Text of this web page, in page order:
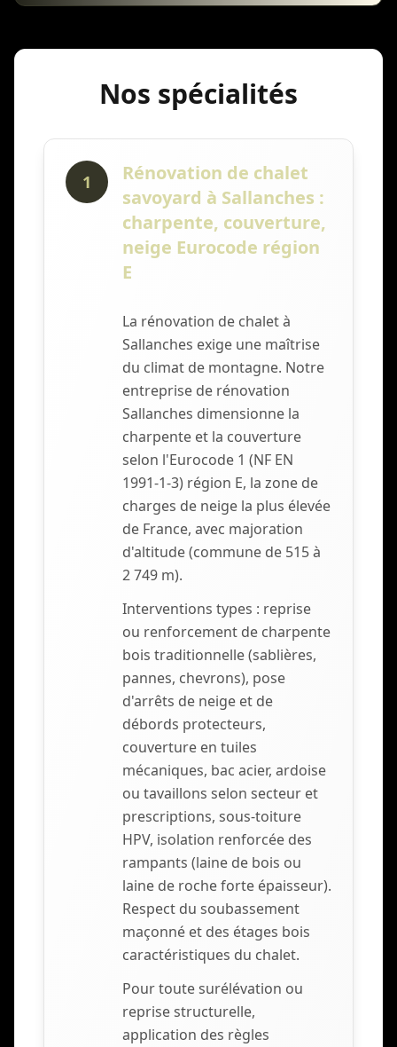
Nos spécialités
1
Rénovation de chalet
savoyard à Sallanches :
charpente, couverture,
neige Eurocode région
E
La rénovation de chalet à
Sallanches exige une maîtrise
du climat de montagne. Notre
entreprise de rénovation
Sallanches dimensionne la
charpente et la couverture
selon l'Eurocode 1 (NF EN
1991-1-3) région E, la zone de
charges de neige la plus élevée
de France, avec majoration
d'altitude (commune de 515 à
2 749 m).
Interventions types : reprise
ou renforcement de charpente
bois traditionnelle (sablières,
pannes, chevrons), pose
d'arrêts de neige et de
débords protecteurs,
couverture en tuiles
mécaniques, bac acier, ardoise
ou tavaillons selon secteur et
prescriptions, sous-toiture
HPV, isolation renforcée des
rampants (laine de bois ou
laine de roche forte épaisseur).
Respect du soubassement
maçonné et des étages bois
caractéristiques du chalet.
Pour toute surélévation ou
reprise structurelle,
application des règles